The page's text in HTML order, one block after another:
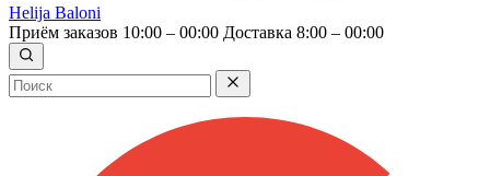
Helija Baloni
Приём заказов 10:00 – 00:00 Доставка 8:00 – 00:00